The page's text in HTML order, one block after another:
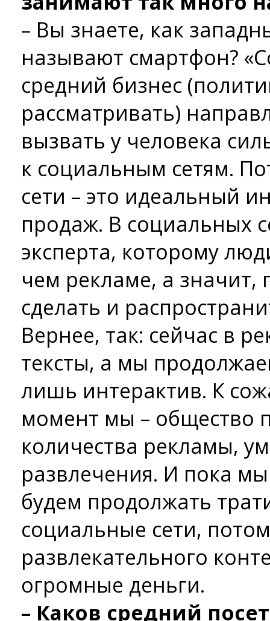
– Вы знаете, как
называют смартфон?
средний бизнес
рассматривать)
вызвать у человека
к социальным сетям.
сети – это идеальный
продаж. В социальных
эксперта, которому
чем рекламе, а значит,
сделать и
Вернее, так: сейчас в
тексты, а мы
лишь интерактив. К
момент мы – общество
количества рекламы,
развлечения. И пока
будем продолжать
социальные сети,
развлекательного
огромные деньги.
– Каков средний